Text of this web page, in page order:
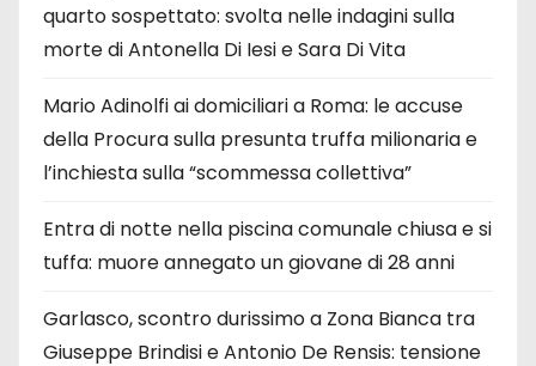
quarto sospettato: svolta nelle indagini sulla
morte di Antonella Di Iesi e Sara Di Vita
Mario Adinolfi ai domiciliari a Roma: le accuse
della Procura sulla presunta truffa milionaria e
l’inchiesta sulla “scommessa collettiva”
Entra di notte nella piscina comunale chiusa e si
tuffa: muore annegato un giovane di 28 anni
Garlasco, scontro durissimo a Zona Bianca tra
Giuseppe Brindisi e Antonio De Rensis: tensione